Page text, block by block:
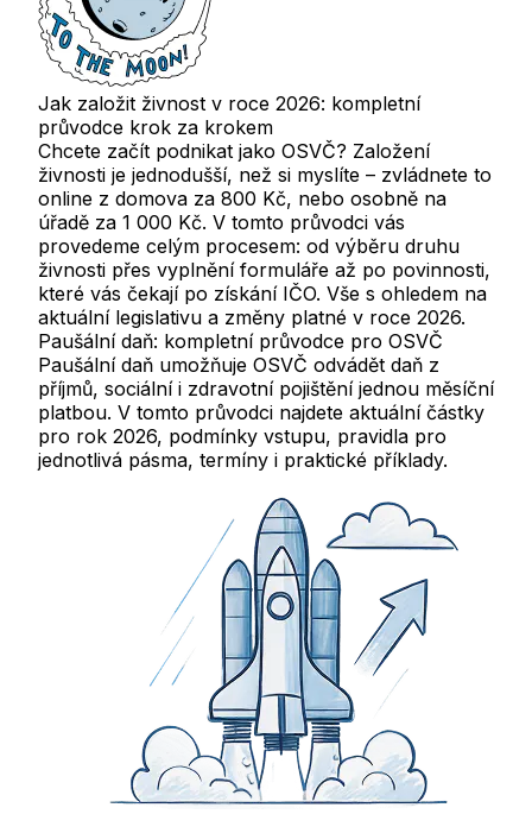
Jak založit živnost v roce 2026: kompletní
průvodce krok za krokem
Chcete začít podnikat jako OSVČ? Založení
živnosti je jednodušší, než si myslíte – zvládnete to
online z domova za 800 Kč, nebo osobně na
úřadě za 1 000 Kč. V tomto průvodci vás
provedeme celým procesem: od výběru druhu
živnosti přes vyplnění formuláře až po povinnosti,
které vás čekají po získání IČO. Vše s ohledem na
aktuální legislativu a změny platné v roce 2026.
Paušální daň: kompletní průvodce pro OSVČ
Paušální daň umožňuje OSVČ odvádět daň z
příjmů, sociální i zdravotní pojištění jednou měsíční
platbou. V tomto průvodci najdete aktuální částky
pro rok 2026, podmínky vstupu, pravidla pro
jednotlivá pásma, termíny i praktické příklady.